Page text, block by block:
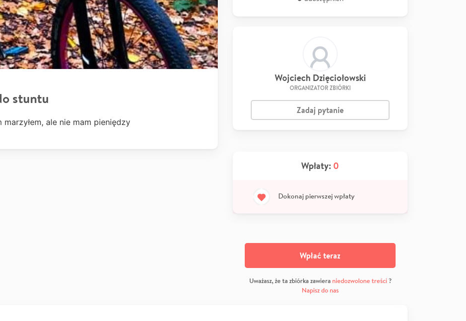
stuntu
ale nie mam pieniędzy
Wojciech Dzięciołowski
ORGANIZATOR ZBIÓRKI
Zadaj pytanie
Wpłaty: 0
Dokonaj pierwszej wpłaty
Wpłać teraz
Uważasz, że ta zbiórka zawiera niedozwolone treści?
Napisz do nas